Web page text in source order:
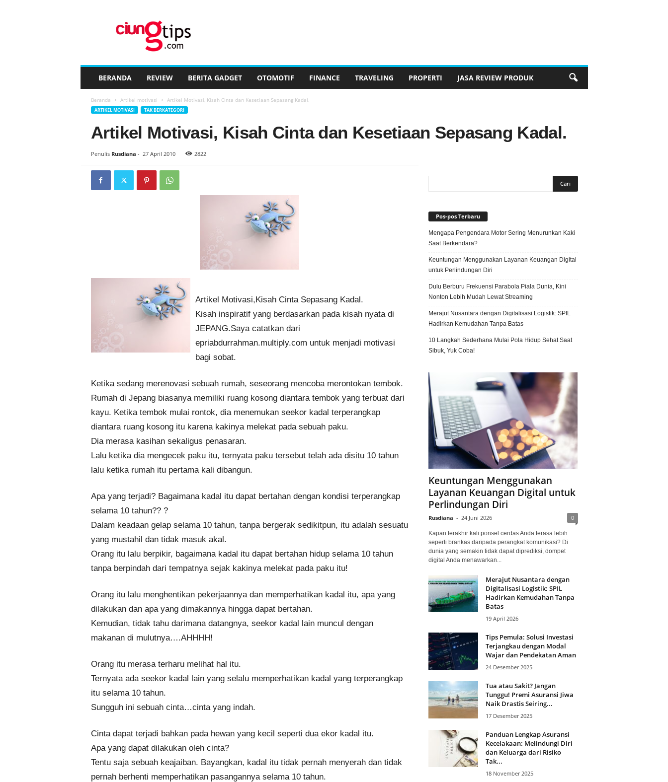
BERANDA REVIEW BERITA GADGET OTOMOTIF FINANCE TRAVELING PROPERTI JASA REVIEW PRODUK
Beranda Artikel motivasi Artikel Motivasi, Kisah Cinta dan Kesetiaan Sepasang Kadal.
ARTIKEL MOTIVASI TAK BERKATEGORI
Artikel Motivasi, Kisah Cinta dan Kesetiaan Sepasang Kadal.
Penulis Rusdiana - 27 April 2010 2822
Artikel Motivasi,Kisah Cinta Sepasang Kadal.
Kisah inspiratif yang berdasarkan pada kisah nyata di
JEPANG.Saya catatkan dari
epriabdurrahman.multiply.com untuk menjadi motivasi
bagi sobat.
Ketika sedang merenovasi sebuah rumah, seseorang mencoba merontokan tembok.
Rumah di Jepang biasanya memiliki ruang kosong diantara tembok yang terbuat dari
kayu. Ketika tembok mulai rontok, dia menemukan seekor kadal terperangkap
diantara ruang kosong itu karena kakinya melekat pada sebuah paku.
Dia merasa kasihan sekaligus penasaran.
Lalu ketika dia mengecek paku itu, ternyata paku tersebut telah ada disitu 10 tahun
lalu ketika rumah itu pertama kali dibangun.
Apa yang terjadi? Bagaimana kadal itu dapat bertahan dengan kondisi terperangkap
selama 10 tahun?? ?
Dalam keadaan gelap selama 10 tahun, tanpa bergerak sedikitpun, itu adalah sesuatu
yang mustahil dan tidak masuk akal.
Orang itu lalu berpikir, bagaimana kadal itu dapat bertahan hidup selama 10 tahun
tanpa berpindah dari tempatnya sejak kakinya melekat pada paku itu!
Orang itu lalu menghentikan pekerjaannya dan memperhatikan kadal itu, apa yang
dilakukan dan apa yang dimakannya hingga dapat bertahan.
Kemudian, tidak tahu darimana datangnya, seekor kadal lain muncul dengan
makanan di mulutnya….AHHHH!
Orang itu merasa terharu melihat hal itu.
Ternyata ada seekor kadal lain yang selalu memperhatikan kadal yang terperangkap
itu selama 10 tahun.
Sungguh ini sebuah cinta…cinta yang indah.
Cinta dapat terjadi bahkan pada hewan yang kecil seperti dua ekor kadal itu.
Apa yang dapat dilakukan oleh cinta?
Tentu saja sebuah keajaiban. Bayangkan, kadal itu tidak pernah menyerah dan tidak
pernah berhenti memperhatikan pasangannya selama 10 tahun.
Pos-pos Terbaru
Mengapa Pengendara Motor Sering Menurunkan Kaki
Saat Berkendara?
Keuntungan Menggunakan Layanan Keuangan Digital
untuk Perlindungan Diri
Dulu Berburu Frekuensi Parabola Piala Dunia, Kini
Nonton Lebih Mudah Lewat Streaming
Merajut Nusantara dengan Digitalisasi Logistik: SPIL
Hadirkan Kemudahan Tanpa Batas
10 Langkah Sederhana Mulai Pola Hidup Sehat Saat
Sibuk, Yuk Coba!
Keuntungan Menggunakan
Layanan Keuangan Digital untuk
Perlindungan Diri
Rusdiana - 24 Juni 2026 0
Kapan terakhir kali ponsel cerdas Anda terasa lebih
seperti brankas daripada perangkat komunikasi? Di
dunia yang semakin tidak dapat diprediksi, dompet
digital Anda menawarkan...
Merajut Nusantara dengan
Digitalisasi Logistik: SPIL
Hadirkan Kemudahan Tanpa
Batas
19 April 2026
Tips Pemula: Solusi Investasi
Terjangkau dengan Modal
Wajar dan Pendekatan Aman
24 Desember 2025
Tua atau Sakit? Jangan
Tunggu! Premi Asuransi Jiwa
Naik Drastis Seiring...
17 Desember 2025
Panduan Lengkap Asuransi
Kecelakaan: Melindungi Diri
dan Keluarga dari Risiko
Tak...
18 November 2025